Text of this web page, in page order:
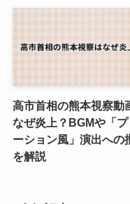
高市首相の熊本視察動
なぜ炎上？BGMや「
ーション風」演出への
を解説